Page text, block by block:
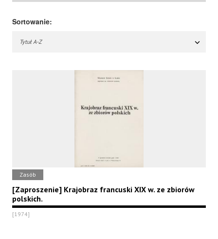
Sortowanie:
Tytuł A-Z
Zasób
[Zaproszenie] Krajobraz francuski XIX w. ze zbiorów
polskich.
[1974]